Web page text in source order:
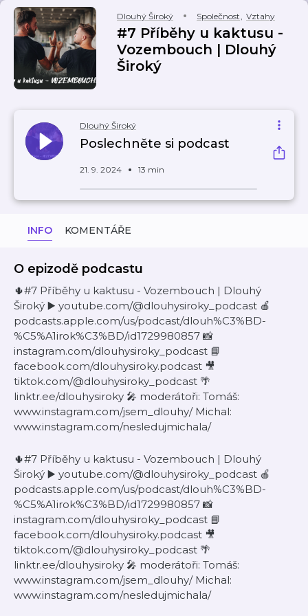
Dlouhý Široký Společnost, Vztahy
#7 Příběhy u kaktusu -
Vozembouch | Dlouhý
Široký
Dlouhý Široký
Poslechněte si podcast
21. 9. 2024 13 min
INFO KOMENTÁŘE
O epizodě podcastu
🌵#7 Příběhy u kaktusu - Vozembouch | Dlouhý
Široký ▶️ youtube.com/@dlouhysiroky_podcast 🍎
podcasts.apple.com/us/podcast/dlouh%C3%BD-
%C5%A1irok%C3%BD/id1729980857 📸
instagram.com/dlouhysiroky_podcast 📘
facebook.com/dlouhysiroky.podcast 🎥
tiktok.com/@dlouhysiroky_podcast 🌴
linktr.ee/dlouhysiroky 🎤 moderátoři: Tomáš:
www.instagram.com/jsem_dlouhy/ Michal:
www.instagram.com/nesledujmichala/
🌵#7 Příběhy u kaktusu - Vozembouch | Dlouhý
Široký ▶️ youtube.com/@dlouhysiroky_podcast 🍎
podcasts.apple.com/us/podcast/dlouh%C3%BD-
%C5%A1irok%C3%BD/id1729980857 📸
instagram.com/dlouhysiroky_podcast 📘
facebook.com/dlouhysiroky.podcast 🎥
tiktok.com/@dlouhysiroky_podcast 🌴
linktr.ee/dlouhysiroky 🎤 moderátoři: Tomáš:
www.instagram.com/jsem_dlouhy/ Michal:
www.instagram.com/nesledujmichala/